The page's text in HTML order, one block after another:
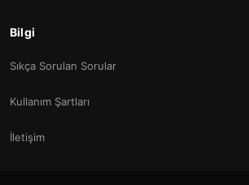
Bilgi
Sıkça Sorulan Sorular
Kullanım Şartları
İletişim